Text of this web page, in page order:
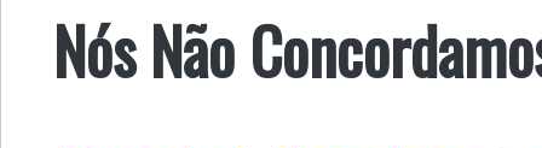
Nós Não